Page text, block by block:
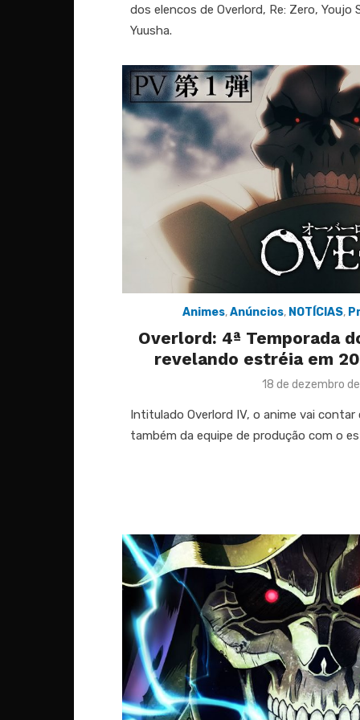
dos elencos de Overlord, Re: Zero, Youjo
Yuusha.
Animes,Anúncios, NOTÍCIAS,
Overlord: 4ª Temporada
revelando estréia em
Posted
18 de dezembro
Intitulado Overlord IV, o anime vai
também da equipe de produção com o